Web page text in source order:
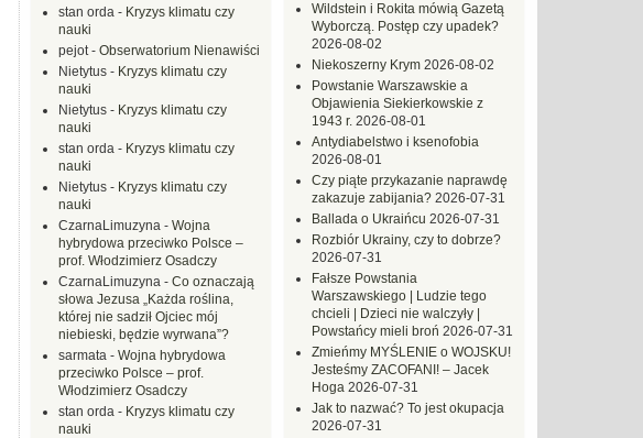
Wildstein i Rokita mówią Gazetą
Wyborczą. Postęp czy upadek?
2026-08-02
Niekoszerny Krym 2026-08-02
Powstanie Warszawskie a
Objawienia Siekierkowskie z
1943 r. 2026-08-01
Antydiabelstwo i ksenofobia
2026-08-01
Czy piąte przykazanie naprawdę
zakazuje zabijania? 2026-07-31
Ballada o Ukraińcu 2026-07-31
Rozbiór Ukrainy, czy to dobrze?
2026-07-31
Fałsze Powstania
Warszawskiego | Ludzie tego
chcieli | Dzieci nie walczyły |
Powstańcy mieli broń 2026-07-31
Zmieńmy MYŚLENIE o WOJSKU!
Jesteśmy ZACOFANI! – Jacek
Hoga 2026-07-31
Jak to nazwać? To jest okupacja
2026-07-31
stan orda - Kryzys klimatu czy
nauki
pejot- Obserwatorium Nienawiści
Nietytus - Kryzys klimatu czy
nauki
Nietytus - Kryzys klimatu czy
nauki
stan orda - Kryzys klimatu czy
nauki
Nietytus - Kryzys klimatu czy
nauki
CzarnaLimuzyna - Wojna
hybrydowa przeciwko Polsce –
prof. Włodzimierz Osadczy
CzarnaLimuzyna - Co oznaczają
słowa Jezusa „Każda roślina,
której nie sadził Ojciec mój
niebieski, będzie wyrwana”?
sarmata - Wojna hybrydowa
przeciwko Polsce – prof.
Włodzimierz Osadczy
stan orda - Kryzys klimatu czy
nauki